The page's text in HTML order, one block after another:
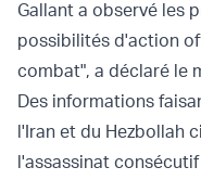
Gallant a observé les
possibilités d'action
combat", a déclaré le
Des informations
l'Iran et du Hezbollah
l'assassinat